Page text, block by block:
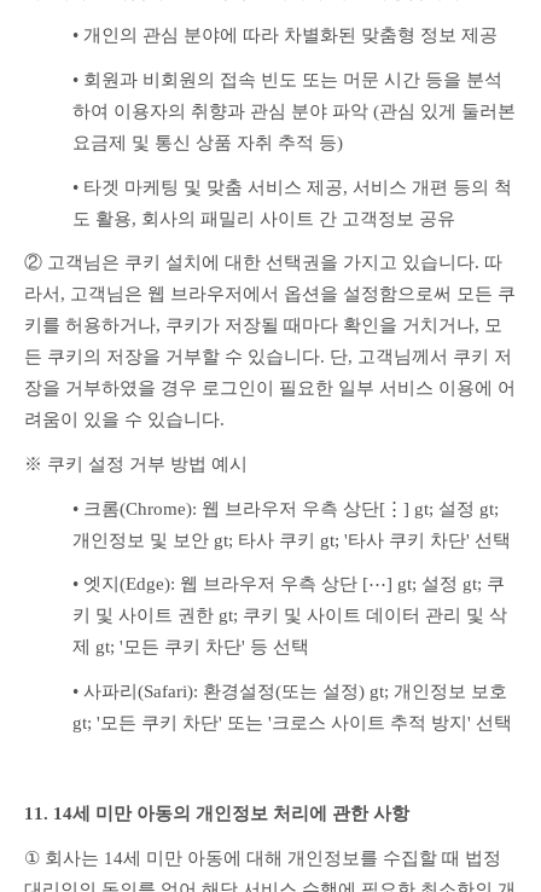
• 개인의 관심 분야에 따라 차별화된 맞춤형 정보 제공
• 회원과 비회원의 접속 빈도 또는 머문 시간 등을 분석
하여 이용자의 취향과 관심 분야 파악 (관심 있게 둘러본
요금제 및 통신 상품 자취 추적 등)
• 타겟 마케팅 및 맞춤 서비스 제공, 서비스 개편 등의 척
도 활용, 회사의 패밀리 사이트 간 고객정보 공유
② 고객님은 쿠키 설치에 대한 선택권을 가지고 있습니다. 따
라서, 고객님은 웹 브라우저에서 옵션을 설정함으로써 모든 쿠
키를 허용하거나, 쿠키가 저장될 때마다 확인을 거치거나, 모
든 쿠키의 저장을 거부할 수 있습니다. 단, 고객님께서 쿠키 저
장을 거부하였을 경우 로그인이 필요한 일부 서비스 이용에 어
려움이 있을 수 있습니다.
※ 쿠키 설정 거부 방법 예시
• 크롬(Chrome): 웹 브라우저 우측 상단[⋮] gt; 설정 gt;
개인정보 및 보안 gt; 타사 쿠키 gt; '타사 쿠키 차단' 선택
• 엣지(Edge): 웹 브라우저 우측 상단 [⋯] gt; 설정 gt; 쿠
키 및 사이트 권한 gt; 쿠키 및 사이트 데이터 관리 및 삭
제 gt; '모든 쿠키 차단' 등 선택
• 사파리(Safari): 환경설정(또는 설정) gt; 개인정보 보호
gt; '모든 쿠키 차단' 또는 '크로스 사이트 추적 방지' 선택
11. 14세 미만 아동의 개인정보 처리에 관한 사항
① 회사는 14세 미만 아동에 대해 개인정보를 수집할 때 법정